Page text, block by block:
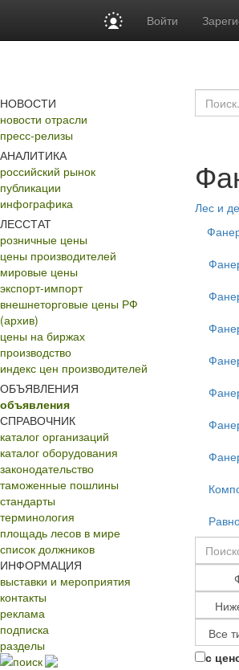
Войти
НОВОСТИ
новости отрасли
пресс-релизы
АНАЛИТИКА
российский рынок
публикации
инфографика
ЛЕССТАТ
розничные цены
цены производителей
мировые цены
экспорт-импорт
внешнеторговые цены РФ
(архив)
цены на биржах
производство
индекс цен производителей
ОБЪЯВЛЕНИЯ
объявления
СПРАВОЧНИК
каталог организаций
каталог оборудования
законодательство
таможенные пошлины
стандарты
терминология
площадь лесов в мире
список должников
ИНФОРМАЦИЯ
выставки и мероприятия
контакты
реклама
подписка
разделы
поиск
Лес и
с